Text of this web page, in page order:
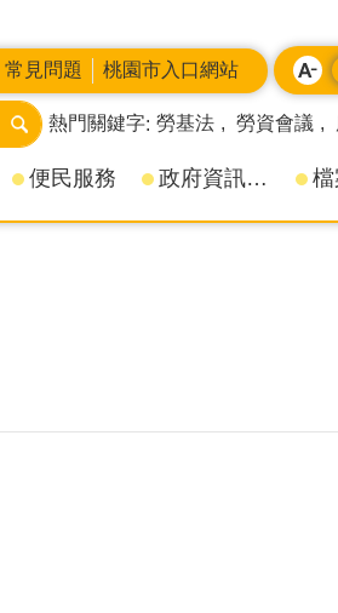
常見問題 桃園市入口網站
熱門關鍵字 勞基法 勞資會議
便民服務 政府資訊公開 檔